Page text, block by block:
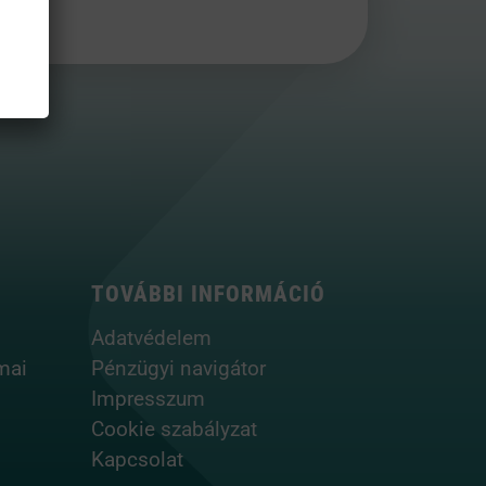
TOVÁBBI INFORMÁCIÓ
Adatvédelem
Pénzügyi navigátor
Impresszum
Cookie szabályzat
Kapcsolat